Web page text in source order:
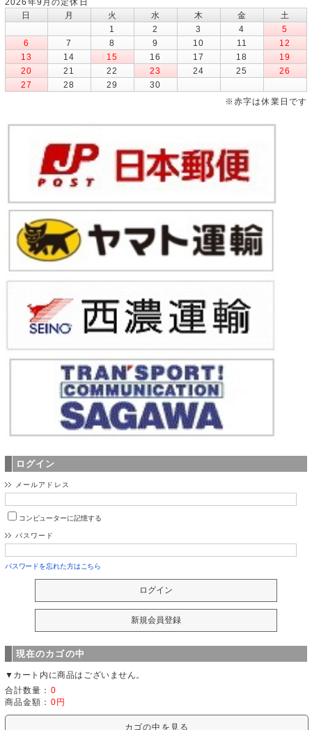
2026年9月の定休日
日
月 火 水 木 金
土
1
2 3 4
5
6
7 8 9 10 11
12
13
14 15 16 17 18
19
20
21 22 23 24 25
26
27
28 29
30
※赤字は休業日です
ログイン
メールアドレス
コンピューターに記憶する
パスワード
パスワードを忘れた方はこちら
現在のカゴの中
▼カート内に商品はございません。
合計数量： 0
商品金額： 0円
カゴの中を見る